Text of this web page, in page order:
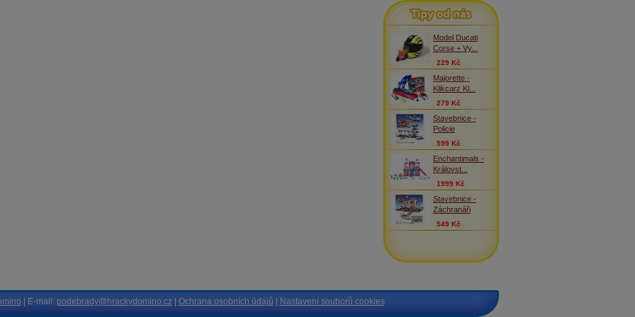
Tipy od nás
Model Ducati
Corse + Vy...
229 Kč
Majorette -
Klikcarz Kl...
279 Kč
Stavebnice -
Policie
599 Kč
Enchantimals -
Královst...
1999 Kč
Stavebnice -
Záchranáři
549 Kč
| E-mail: podebrady@hrackydomino.cz| Ochrana osobních údajů Nastavení souborů cookies